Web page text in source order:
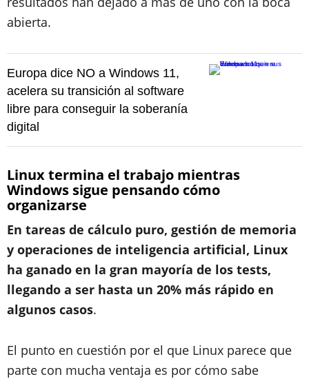
abierta.
Europa dice NO a Windows 11,
acelera su transición al software
libre para conseguir la soberanía
digital
Linux termina el trabajo mientras
Windows sigue pensando cómo
organizarse
En tareas de cálculo puro, gestión de memoria
y operaciones de inteligencia artificial, Linux
ha ganado en la gran mayoría de los tests,
llegando a ser hasta un 20% más rápido en
algunos casos.
El punto en cuestión por el que Linux parece que
parte con mucha ventaja es por cómo sabe